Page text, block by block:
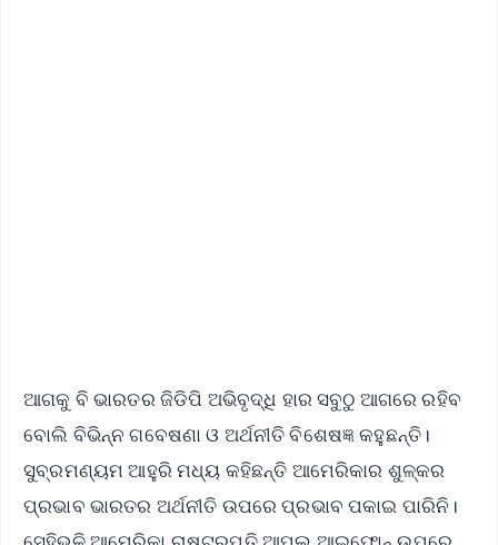
ଆଗକୁ ବି ଭାରତର ଜିଡିପି ଅଭିବୃଦ୍ଧି ହାର ସବୁଠୁ ଆଗରେ ରହିବ
ବୋଲି ବିଭିନ୍ନ ଗବେଷଣା ଓ ଅର୍ଥନୀତି ବିଶେଷଜ୍ଞ କହୁଛନ୍ତି।
ସୁବ୍ରମଣ୍ୟମ ଆହୁରି ମଧ୍ୟ କହିଛନ୍ତି ଆମେରିକାର ଶୁଳ୍କର
ପ୍ରଭାବ ଭାରତର ଅର୍ଥନୀତି ଉପରେ ପ୍ରଭାବ ପକାଇ ପାରିନି।